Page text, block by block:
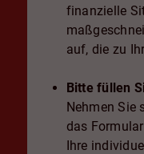
finanzielle
auf, die zu
Bitte füllen
Nehmen Sie
das
Ihre